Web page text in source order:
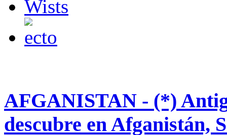
AFGANISTAN - (*)
descubre en Afganistán,